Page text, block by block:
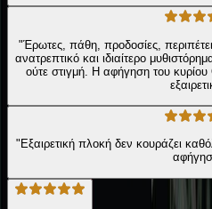
"Έρωτες, πάθη, προδοσίες,
ανατρεπτικό και ιδιαίτερο
ούτε στιγμή. Η αφήγηση του
"Εξαιρετική πλοκή δεν κουράζει